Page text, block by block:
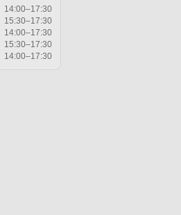
14:00–17:30
15:30–17:30
14:00–17:30
15:30–17:30
14:00–17:30